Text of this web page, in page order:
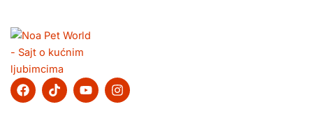
F
a
c
T
i
k
Y
o
u
I
n
s